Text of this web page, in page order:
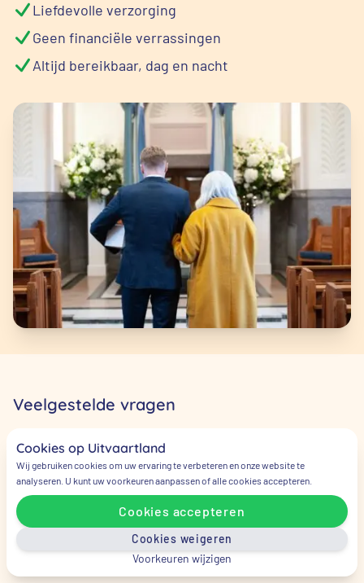
Liefdevolle verzorging
Geen financiële verrassingen
Altijd bereikbaar, dag en nacht
Veelgestelde vragen
Wie moet ik als eerste bellen bij
een overlijden?
Bel als eerste de huisarts en daarna kunt u
direct bellen met ons op085 – 130 18 81
vertellen u dan wat de vervolgstappen zijn.
Cookies op Uitvaartland
Wij gebruiken cookies om uw ervaring te verbeteren en onze website te
analyseren. U kunt uw voorkeuren aanpassen of alle cookies accepteren.
Cookies accepteren
Cookies weigeren
Voorkeuren wijzigen